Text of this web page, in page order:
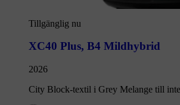
Tillgänglig nu
XC40 Plus, B4 Mildhybrid
2026
City Block-textil i Grey Melange till